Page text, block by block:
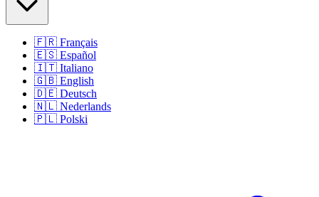
🇫🇷 Français
🇪🇸 Español
🇮🇹 Italiano
🇬🇧 English
🇩🇪 Deutsch
🇳🇱 Nederlands
🇵🇱 Polski